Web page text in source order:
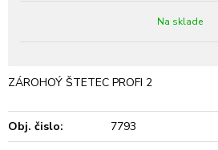
Na sklade
ZÁROHOÝ ŠTETEC PROFI 2
Obj. čislo: 7793